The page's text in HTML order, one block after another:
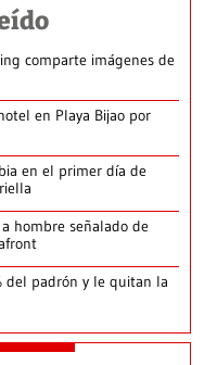
comparte imágenes de
en Playa Bijao por
en el primer día de
hombre señalado de
del padrón y le quitan la